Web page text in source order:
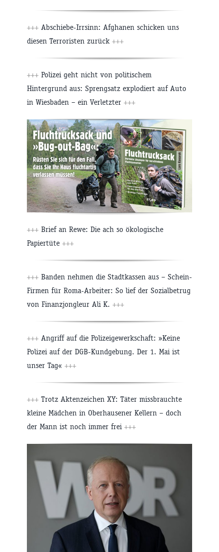
+++ Abschiebe-Irrsinn: Afghanen schicken uns
diesen Terroristen zurück +++
+++ Polizei geht nicht von politischem
Hintergrund aus: Sprengsatz explodiert auf Auto
in Wiesbaden – ein Verletzter +++
+++ Brief an Rewe: Die ach so ökologische
Papiertüte +++
+++ Banden nehmen die Stadtkassen aus – Schein-
Firmen für Roma-Arbeiter: So lief der Sozialbetrug
von Finanzjongleur Ali K. +++
+++ Angriff auf die Polizeigewerkschaft: »Keine
Polizei auf der DGB-Kundgebung. Der 1. Mai ist
unser Tag« +++
+++ Trotz Aktenzeichen XY: Täter missbrauchte
kleine Mädchen in Oberhausener Kellern – doch
der Mann ist noch immer frei +++